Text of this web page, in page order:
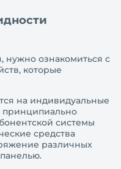
нужно ознакомиться с
которые
на индивидуальные
принципиально
системы
средства
различных